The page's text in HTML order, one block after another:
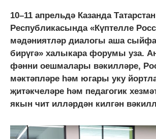
10–11 апрельдә Казанда Татарстан
Республикасында «Күптелле
мәдәниятләр диалогы аша
бирүгә» халыкара форумы уза.
фәнни оешмалары вәкилләре,
мәктәпләре һәм югары уку
җитәкчеләре һәм педагогик
якын чит илләрдән килгән